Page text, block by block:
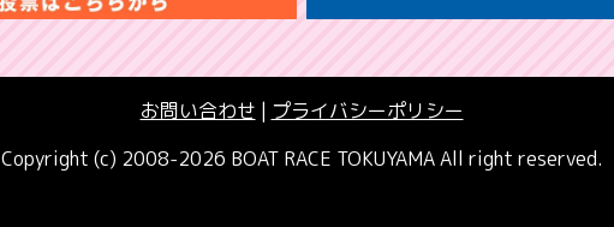
お問い合わせ | プライバシーポリシー
Copyright (c) 2008-2026 BOAT RACE TOKUYAMA All right reserved.